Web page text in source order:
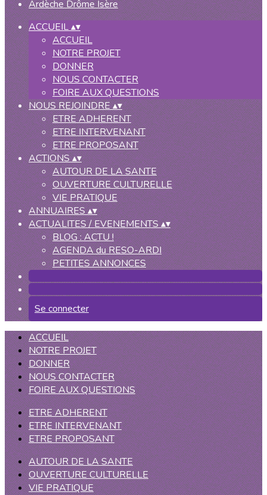
ACCUEIL▴▾
ACCUEIL
NOTRE PROJET
DONNER
NOUS CONTACTER
FOIRE AUX QUESTIONS
NOUS REJOINDRE▴▾
ETRE ADHERENT
ETRE INTERVENANT
ETRE PROPOSANT
ACTIONS▴▾
AUTOUR DE LA SANTE
OUVERTURE CULTURELLE
VIE PRATIQUE
ANNUAIRES▴▾
ACTUALITES / EVENEMENTS▴▾
BLOG : ACTU !
AGENDA du RESO-ARDI
PETITES ANNONCES
Se connecter
ACCUEIL
NOTRE PROJET
DONNER
NOUS CONTACTER
FOIRE AUX QUESTIONS
ETRE ADHERENT
ETRE INTERVENANT
ETRE PROPOSANT
AUTOUR DE LA SANTE
OUVERTURE CULTURELLE
VIE PRATIQUE